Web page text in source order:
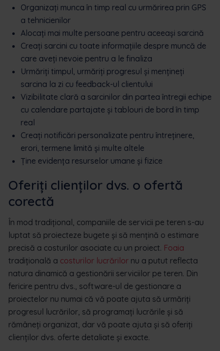
Organizați munca în timp real cu urmărirea prin GPS
a tehnicienilor
Alocați mai multe persoane pentru aceeași sarcină
Creați sarcini cu toate informațiile despre muncă de
care aveți nevoie pentru a le finaliza
Urmăriți timpul, urmăriți progresul și mențineți
sarcina la zi cu feedback-ul clientului
Vizibilitate clară a sarcinilor din partea întregii echipe
cu calendare partajate și tablouri de bord în timp
real
Creați notificări personalizate pentru întreținere,
erori, termene limită și multe altele
Ține evidența resurselor umane și fizice
Oferiți clienților dvs. o ofertă
corectă
În mod tradițional, companiile de servicii pe teren s-au
luptat să proiecteze bugete și să mențină o estimare
precisă a costurilor asociate cu un proiect. Foaia
tradițională a costurilor lucrărilor nu a putut reflecta
natura dinamică a gestionării serviciilor pe teren. Din
fericire pentru dvs., software-ul de gestionare a
proiectelor nu numai că vă poate ajuta să urmăriți
progresul lucrărilor, să programați lucrările și să
rămâneți organizat, dar vă poate ajuta și să oferiți
clienților dvs. oferte detaliate și exacte.